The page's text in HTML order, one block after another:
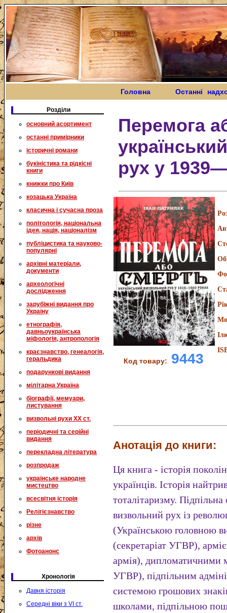
Головна Останні
Розділи
основний асортимент
останні примірники
історичні романи
букіністика та рідкісні
книги
книжки про Київ
козацька Україна
класична і сучасна проза
політологія, національна
ідея, нація, націоналізм
публіцистика та науково-
популярні
архівні матеріали,
документи
археологічні
дослідження
зарубіжні видання про
Україну
етнографія,
давньоукраїнська
міфологія, антропологія
краєзнавство, генеалогія,
геральдика
подарункові видання
мілітарна Україна
біографії, мемуари,
листування
визвольні рухи XX ст.
періодичні та серійні
видання
перекладна література
розпродаж
українське народне
мистецтво
всесвітня історія
Релігієзнавство
різне
архів
Фотоанонс
Хронологія
Давня історія
Середні віки з VI ст.
Перемога
рух у
Код товару: 9443
Анотація до книги:
Ця книга - історія
українців. Історія
тоталітаризму.
визвольний рух із
(Українською головною
(секретаріат УГВР),
армія), дипломатичними
УГВР), підпільним
системою грошових
школами, підпільною